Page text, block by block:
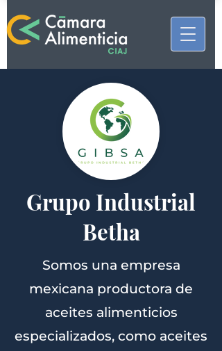
Grupo Industrial
Betha
Somos una empresa
mexicana productora de
aceites alimenticios
especializados, como aceites